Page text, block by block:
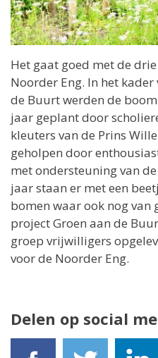
Het gaat goed met de
Noorder Eng. In het
de Buurt werden de
jaar geplant door
kleuters van de Prins
geholpen door
met ondersteuning van
jaar staan er met een
bomen waar ook nog van
project Groen aan de
groep vrijwilligers
voor de Noorder Eng.
Delen op social